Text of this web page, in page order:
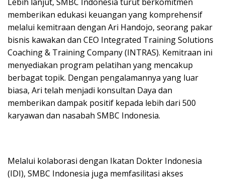
memberikan edukasi keuangan yang komprehensif
melalui kemitraan dengan Ari Handojo, seorang pakar
bisnis kawakan dan CEO Integrated Training Solutions
Coaching & Training Company (INTRAS). Kemitraan ini
menyediakan program pelatihan yang mencakup
berbagat topik. Dengan pengalamannya yang luar
biasa, Ari telah menjadi konsultan Daya dan
memberikan dampak positif kepada lebih dari 500
karyawan dan nasabah SMBC Indonesia.
Melalui kolaborasi dengan Ikatan Dokter Indonesia
(IDI), SMBC Indonesia juga memfasilitasi akses